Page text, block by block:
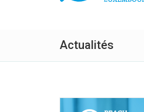
Actualités